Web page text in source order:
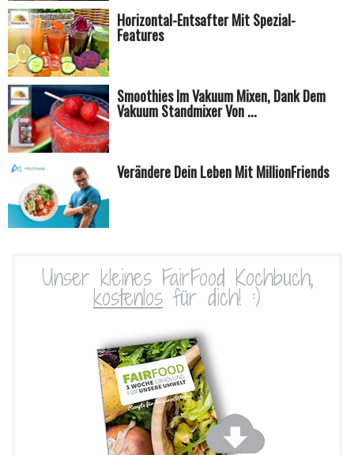
Horizontal-Entsafter Mit Spezial-
Features
Smoothies Im Vakuum Mixen, Dank Dem
Vakuum Standmixer Von ...
Verändere Dein Leben Mit MillionFriends
Unser kleines FairFood Kochbuch,
kostenlos für dich! :)